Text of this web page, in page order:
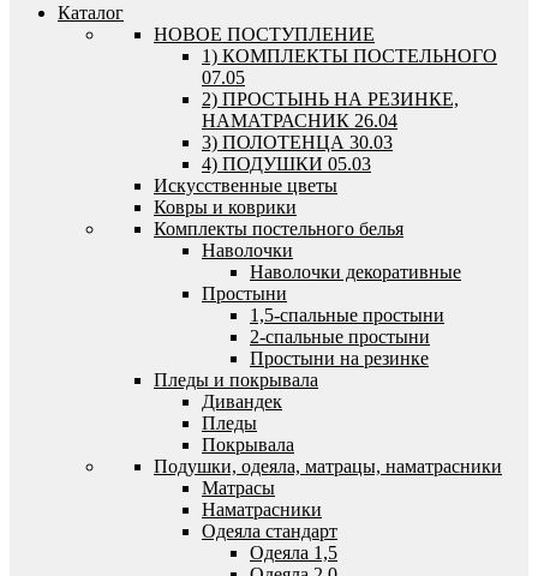
Каталог
HОВОЕ ПОСТУПЛЕНИЕ
1) КОМПЛЕКТЫ ПОСТЕЛЬНОГО
07.05
2) ПРОСТЫНЬ НА РЕЗИНКЕ,
НАМАТРАСНИК 26.04
3) ПОЛОТЕНЦА 30.03
4) ПОДУШКИ 05.03
Искусственные цветы
Ковры и коврики
Комплекты постельного белья
Наволочки
Наволочки декоративные
Простыни
1,5-спальные простыни
2-спальные простыни
Простыни на резинке
Пледы и покрывала
Дивандек
Пледы
Покрывала
Подушки, одеяла, матрацы, наматрасники
Матрасы
Наматрасники
Одеяла стандарт
Одеяла 1,5